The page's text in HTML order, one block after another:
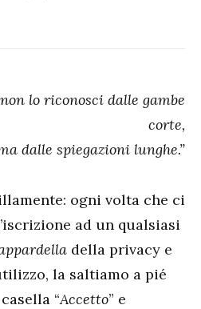
lo riconosci dalle gambe
corte,
dalle spiegazioni lunghe.”
ogni volta che ci
ad un qualsiasi
della privacy e
la saltiamo a pié
“Accetto” e